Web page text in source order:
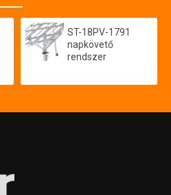
ST-18PV-1791
napkövető
rendszer